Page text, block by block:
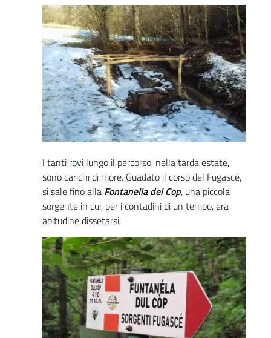
I tanti rovi lungo il percorso, nella tarda estate,
sono carichi di more. Guadato il corso del Fugascé,
si sale fino alla Fontanella del Cop, una piccola
sorgente in cui, per i contadini di un tempo, era
abitudine dissetarsi.